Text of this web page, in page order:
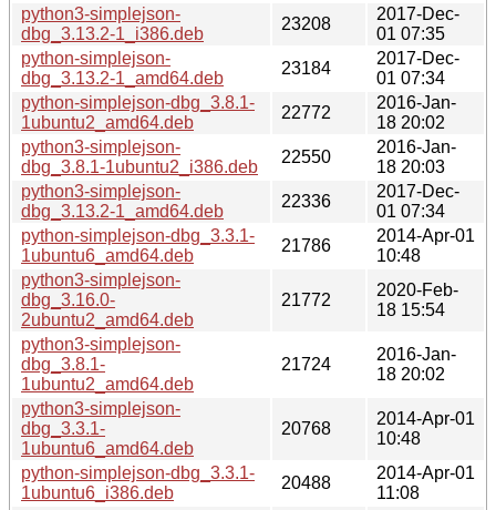
python3-simplejson-
dbg_3.13.2-1_i386.deb
23208
2017-Dec-
01 07:35
python-simplejson-
dbg_3.13.2-1_amd64.deb
23184
2017-Dec-
01 07:34
python-simplejson-dbg_3.8.1-
1ubuntu2_amd64.deb
22772
2016-Jan-
18 20:02
python3-simplejson-
dbg_3.8.1-1ubuntu2_i386.deb
22550
2016-Jan-
18 20:03
python3-simplejson-
dbg_3.13.2-1_amd64.deb
22336
2017-Dec-
01 07:34
python-simplejson-dbg_3.3.1-
1ubuntu6_amd64.deb
21786
2014-Apr-01
10:48
python3-simplejson-
dbg_3.16.0-
2ubuntu2_amd64.deb
21772
2020-Feb-
18 15:54
python3-simplejson-
dbg_3.8.1-
1ubuntu2_amd64.deb
21724
2016-Jan-
18 20:02
python3-simplejson-
dbg_3.3.1-
1ubuntu6_amd64.deb
20768
2014-Apr-01
10:48
python-simplejson-dbg_3.3.1-
1ubuntu6_i386.deb
20488
2014-Apr-01
11:08